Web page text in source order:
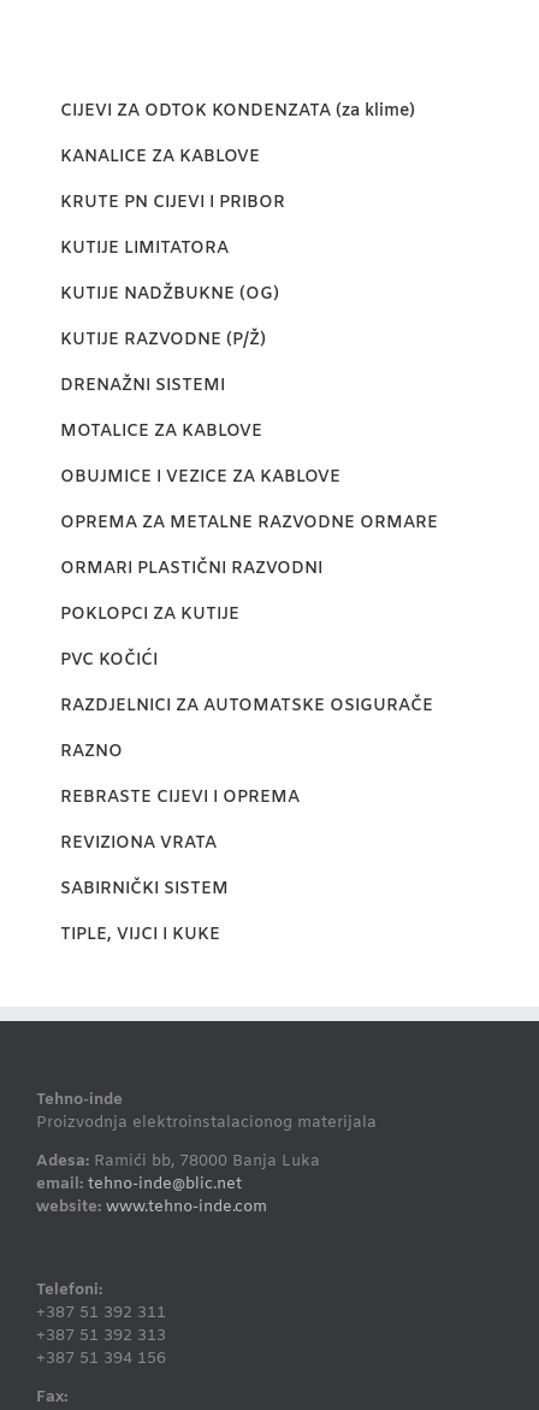
CIJEVI ZA ODTOK KONDENZATA (za klime)
KANALICE ZA KABLOVE
KRUTE PN CIJEVI I PRIBOR
KUTIJE LIMITATORA
KUTIJE NADŽBUKNE (OG)
KUTIJE RAZVODNE (P/Ž)
DRENAŽNI SISTEMI
MOTALICE ZA KABLOVE
OBUJMICE I VEZICE ZA KABLOVE
OPREMA ZA METALNE RAZVODNE ORMARE
ORMARI PLASTIČNI RAZVODNI
POKLOPCI ZA KUTIJE
PVC KOČIĆI
RAZDJELNICI ZA AUTOMATSKE OSIGURAČE
RAZNO
REBRASTE CIJEVI I OPREMA
REVIZIONA VRATA
SABIRNIČKI SISTEM
TIPLE, VIJCI I KUKE
Tehno-inde
Proizvodnja elektroinstalacionog materijala
Adesa: Ramići bb, 78000 Banja Luka
email: tehno-inde@blic.net
website: www.tehno-inde.com
Telefoni:
+387 51 392 311
+387 51 392 313
+387 51 394 156
Fax: